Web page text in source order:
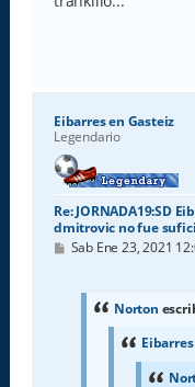
Eibarres en Gasteiz
Legendario
Re: JORNADA19:SD
dmitrovic no fue
M
Sab Ene 23, 2021
Norton